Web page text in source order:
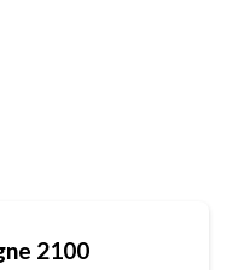
2100